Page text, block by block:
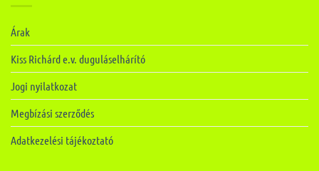
Árak
Kiss Richárd e.v. duguláselhárító
Jogi nyilatkozat
Megbízási szerződés
Adatkezelési tájékoztató